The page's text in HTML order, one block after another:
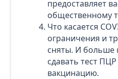
предоставляет
общественному
Что касается
ограничения и
сняты. И больше
сдавать тест
вакцинацию.